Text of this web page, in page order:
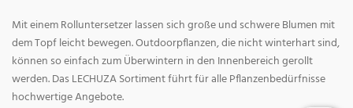
Mit einem Rolluntersetzer lassen sich große und schwere Blumen mit
dem Topf leicht bewegen. Outdoorpflanzen, die nicht winterhart sind,
können so einfach zum Überwintern in den Innenbereich gerollt
werden. Das LECHUZA Sortiment führt für alle Pflanzenbedürfnisse
hochwertige Angebote.